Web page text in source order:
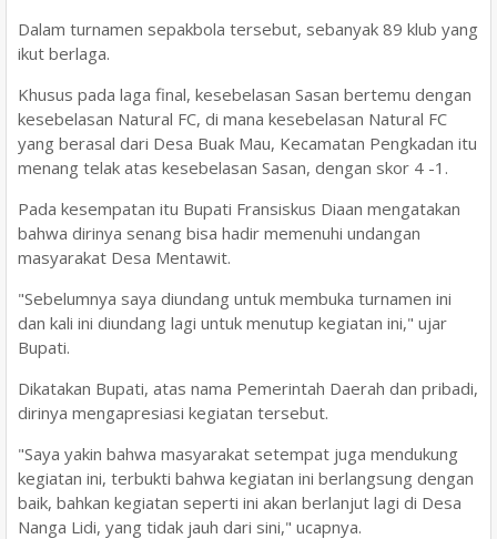
Dalam turnamen sepakbola tersebut, sebanyak 89 klub yang
ikut berlaga.
Khusus pada laga final, kesebelasan Sasan bertemu dengan
kesebelasan Natural FC, di mana kesebelasan Natural FC
yang berasal dari Desa Buak Mau, Kecamatan Pengkadan itu
menang telak atas kesebelasan Sasan, dengan skor 4 -1.
Pada kesempatan itu Bupati Fransiskus Diaan mengatakan
bahwa dirinya senang bisa hadir memenuhi undangan
masyarakat Desa Mentawit.
"Sebelumnya saya diundang untuk membuka turnamen ini
dan kali ini diundang lagi untuk menutup kegiatan ini," ujar
Bupati.
Dikatakan Bupati, atas nama Pemerintah Daerah dan pribadi,
dirinya mengapresiasi kegiatan tersebut.
"Saya yakin bahwa masyarakat setempat juga mendukung
kegiatan ini, terbukti bahwa kegiatan ini berlangsung dengan
baik, bahkan kegiatan seperti ini akan berlanjut lagi di Desa
Nanga Lidi, yang tidak jauh dari sini," ucapnya.